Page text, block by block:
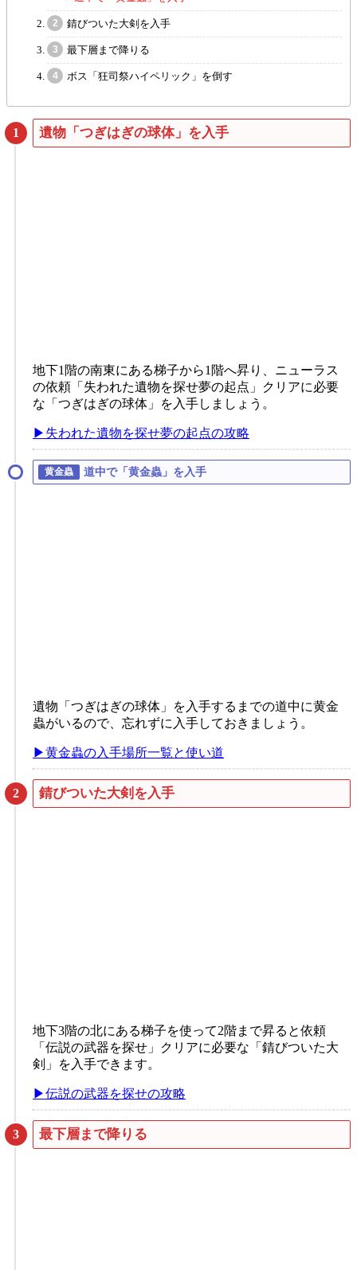
錆びついた大剣を入手
最下層まで降りる
ボス「狂司祭ハイペリック」を倒す
遺物「つぎはぎの球体」を入手
地下1階の南東にある梯子から1階へ昇り、ニューラス
の依頼「失われた遺物を探せ夢の起点」クリアに必要
な「つぎはぎの球体」を入手しましょう。
▶失われた遺物を探せ夢の起点の攻略
道中で「黄金蟲」を入手
遺物「つぎはぎの球体」を入手するまでの道中に黄金
蟲がいるので、忘れずに入手しておきましょう。
▶黄金蟲の入手場所一覧と使い道
錆びついた大剣を入手
地下3階の北にある梯子を使って2階まで昇ると依頼
「伝説の武器を探せ」クリアに必要な「錆びついた大
剣」を入手できます。
▶伝説の武器を探せの攻略
最下層まで降りる